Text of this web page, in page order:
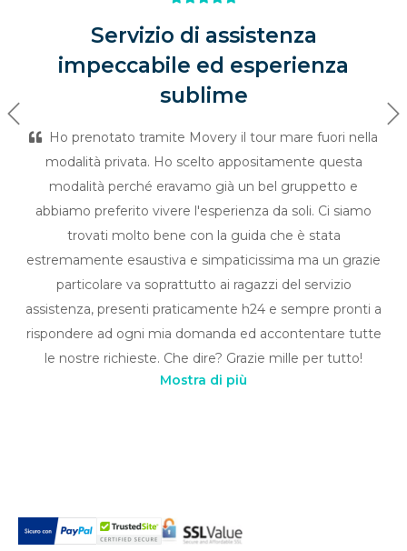
Servizio di assistenza
impeccabile ed esperienza
sublime
Ho prenotato tramite Movery il tour mare fuori nella
modalità privata. Ho scelto appositamente questa
modalità perché eravamo già un bel gruppetto e
abbiamo preferito vivere l'esperienza da soli. Ci siamo
trovati molto bene con la guida che è stata
estremamente esaustiva e simpaticissima ma un grazie
particolare va soprattutto ai ragazzi del servizio
assistenza, presenti praticamente h24 e sempre pronti a
rispondere ad ogni mia domanda ed accontentare tutte
le nostre richieste. Che dire? Grazie mille per tutto!
Previous
Mostra di più